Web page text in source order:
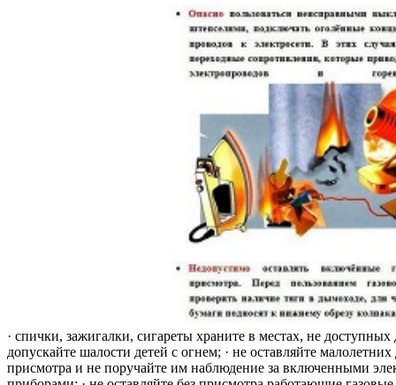
· спички, зажигалки, сигареты храните в местах, не доступных
допускайте шалости детей с огнем; · не оставляйте малолетних
присмотра и не поручайте им наблюдение за включенными